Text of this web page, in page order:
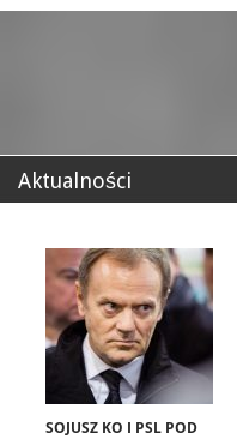
Aktualności
SOJUSZ KO I PSL POD